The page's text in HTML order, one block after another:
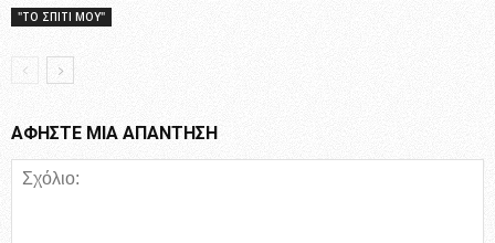
"ΤΟ ΣΠΙΤΙ ΜΟΥ"
ΑΦΗΣΤΕ ΜΙΑ ΑΠΑΝΤΗΣΗ